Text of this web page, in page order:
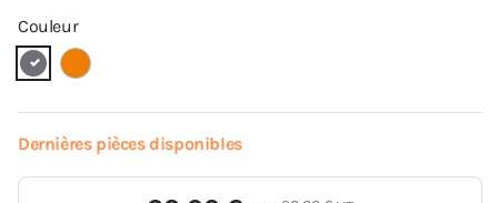
Couleur
Dernières pièces disponibles